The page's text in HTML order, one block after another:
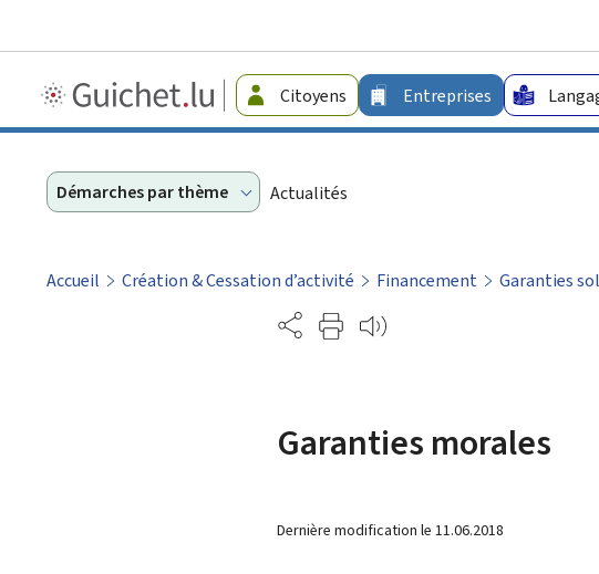
Guichet.lu
-
Citoyens Entreprises
Démarches par thème Actualités
Accueil Création & Cessation d’activité Financement Garanties
Partage
Garanties morales
Dernière modification le 11.06.2018